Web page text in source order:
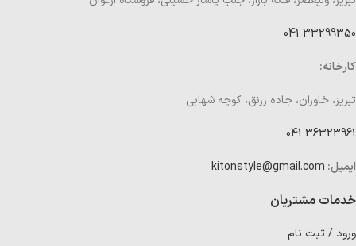
33299350 041
کارخانه:
تبریز، خاوران، جاده زرنق، کوچه شهابی
36323961 041
ایمیل: kitonstyle@gmail.com
خدمات مشتریان
ورود / ثبت نام